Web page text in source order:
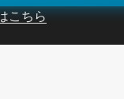
こちら季節感